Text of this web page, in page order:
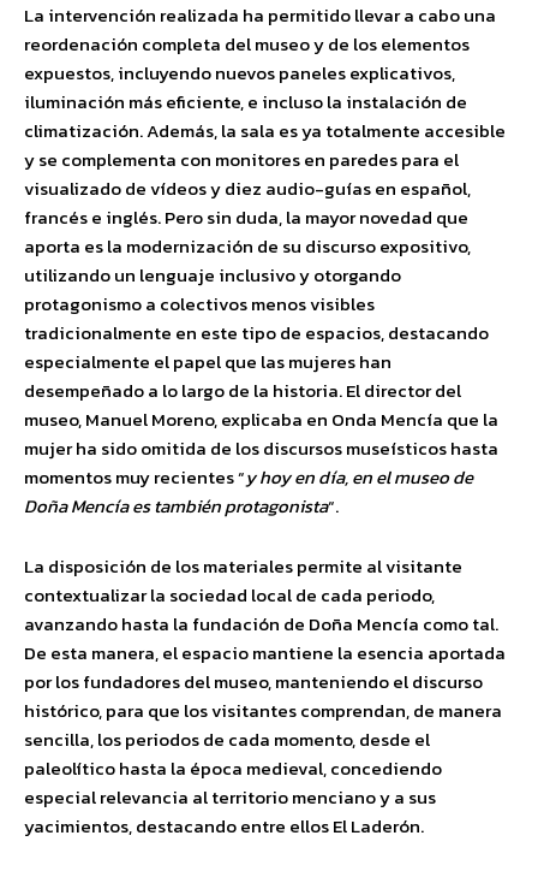
La intervención realizada ha permitido llevar a cabo una
reordenación completa del museo y de los elementos
expuestos, incluyendo nuevos paneles explicativos,
iluminación más eficiente, e incluso la instalación de
climatización. Además, la sala es ya totalmente accesible
y se complementa con monitores en paredes para el
visualizado de vídeos y diez audio-guías en español,
francés e inglés. Pero sin duda, la mayor novedad que
aporta es la modernización de su discurso expositivo,
utilizando un lenguaje inclusivo y otorgando
protagonismo a colectivos menos visibles
tradicionalmente en este tipo de espacios, destacando
especialmente el papel que las mujeres han
desempeñado a lo largo de la historia. El director del
museo, Manuel Moreno, explicaba en Onda Mencía que la
mujer ha sido omitida de los discursos museísticos hasta
momentos muy recientes “y hoy en día, en el museo de
Doña Mencía es también protagonista“.
La disposición de los materiales permite al visitante
contextualizar la sociedad local de cada periodo,
avanzando hasta la fundación de Doña Mencía como tal.
De esta manera, el espacio mantiene la esencia aportada
por los fundadores del museo, manteniendo el discurso
histórico, para que los visitantes comprendan, de manera
sencilla, los periodos de cada momento, desde el
paleolítico hasta la época medieval, concediendo
especial relevancia al territorio menciano y a sus
yacimientos, destacando entre ellos El Laderón.